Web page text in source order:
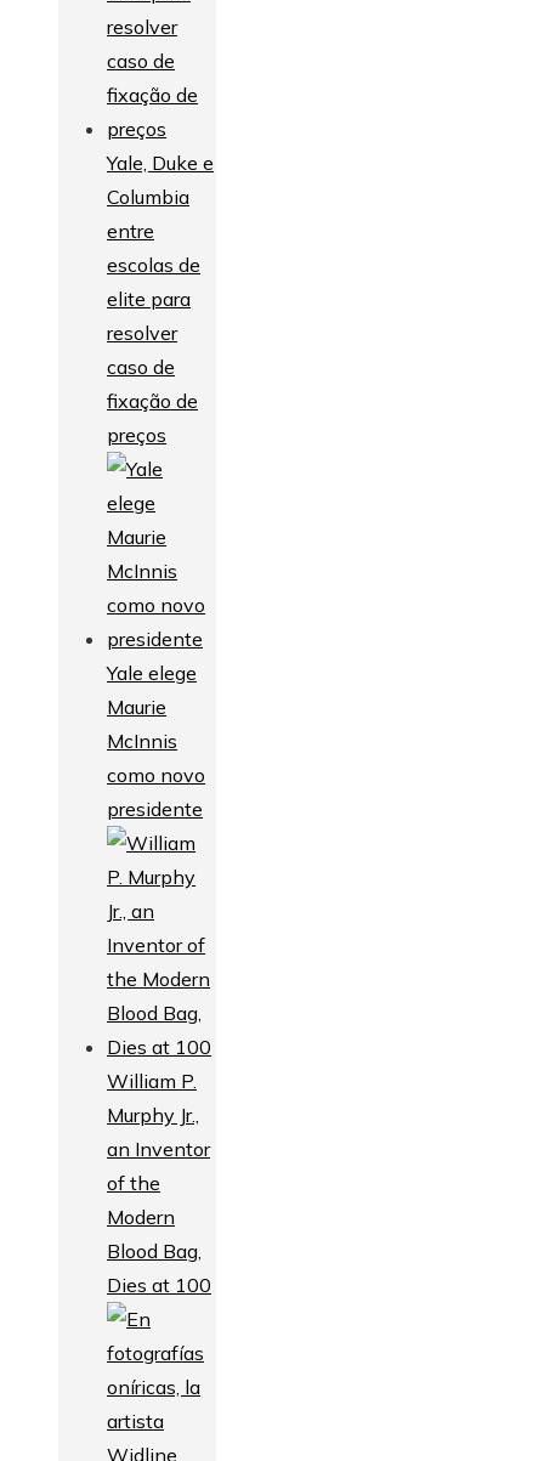
Yale, Duke e
Columbia
entre
escolas de
elite para
resolver
caso de
fixação de
preços
Yale elege
Maurie
McInnis
como novo
presidente
William P.
Murphy Jr.,
an Inventor
of the
Modern
Blood Bag,
Dies at 100